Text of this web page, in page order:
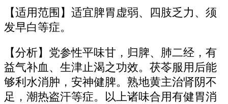
【适用范围】适宜脾胃虚弱、四肢乏力、须
发早白等症。
【分析】党参性平味甘，归脾、肺二经，有
益气补血、生津止渴之功效。茯苓服用后能
够利水消肿，安神健脾。熟地黄主治肾阴不
足，潮热盗汗等症。以上诸味合用有健胃消